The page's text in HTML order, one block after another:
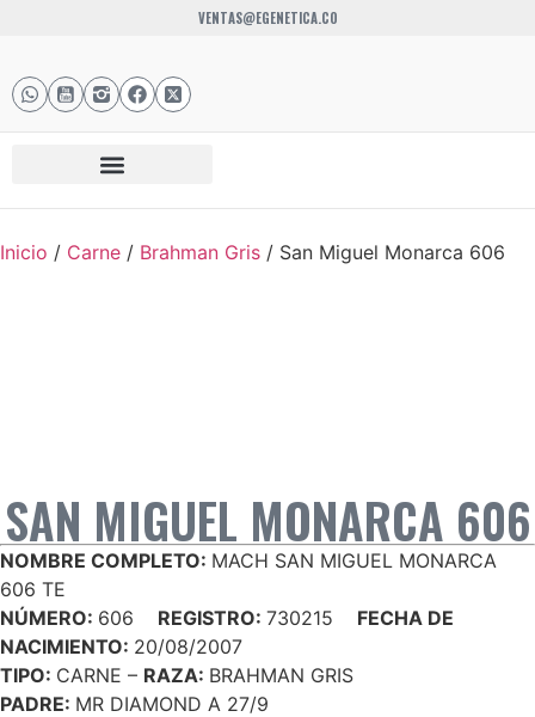
VENTAS@EGENETICA.CO
Inicio / Carne / Brahman Gris / San Miguel Monarca 606
SAN MIGUEL MONARCA 606
NOMBRE COMPLETO: MACH SAN MIGUEL MONARCA
606 TE
NÚMERO: 606 REGISTRO: 730215 FECHA DE
NACIMIENTO: 20/08/2007
TIPO: CARNE – RAZA: BRAHMAN GRIS
PADRE: MR DIAMOND A 27/9